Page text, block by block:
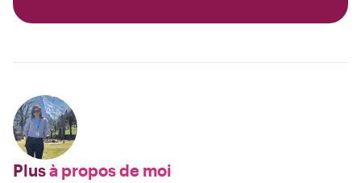
Plusà propos de moi